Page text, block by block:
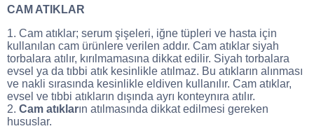
CAM ATIKLAR
1. Cam atıklar; serum şişeleri, iğne tüpleri ve hasta için
kullanılan cam ürünlere verilen addır. Cam atıklar siyah
torbalara atılır, kırılmamasına dikkat edilir. Siyah torbalara
evsel ya da tıbbi atık kesinlikle atılmaz. Bu atıkların alınması
ve nakli sırasında kesinlikle eldiven kullanılır. Cam atıklar,
evsel ve tıbbi atıkların dışında ayrı konteynıra atılır.
2. Cam atıkların atılmasında dikkat edilmesi gereken
hususlar.